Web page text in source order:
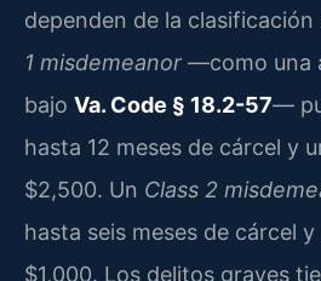
dependen de la clasificación
1 misdemeanor —como una
bajo Va. Code § 18.2-57—
hasta 12 meses de cárcel y
$2,500. Un Class 2
hasta seis meses de cárcel
$1,000. Los delitos graves